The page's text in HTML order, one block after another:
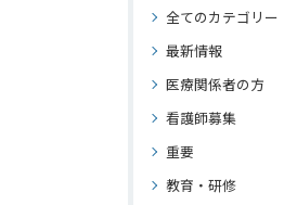
全てのカテゴリー
最新情報
医療関係者の方
看護師募集
重要
教育・研修